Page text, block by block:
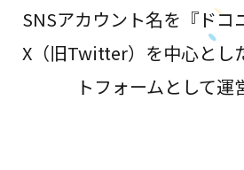
SNSアカウント名を『ドコ
X（旧Twitter）を中心とし
トフォームとして運